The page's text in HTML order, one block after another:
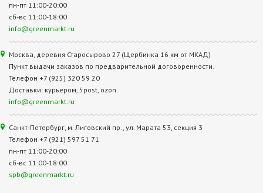
пн-пт 11:00-20:00
сб-вс 11:00-18:00
info@greenmarkt.ru
Москва, деревня Старосырово 27 (Щербинка 16 км от МКАД)
Пункт выдачи заказов по предварительной договоренности.
Телефон +7 (925) 320 59 20
Доставки: курьером, 5post, ozon.
info@greenmarkt.ru
Санкт-Петербург, м. Лиговский пр., ул. Марата 53, секция 3
Телефон +7 (921) 597 51 71
пн-пт 11:00-20:00
сб-вс 11:00-18:00
spb@greenmarkt.ru